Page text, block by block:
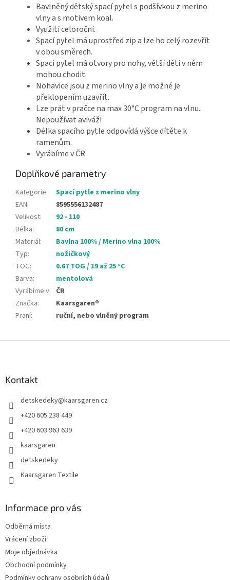
Bavlněný dětský spací pytel s podšívkou z merino
vlny a s motivem koal.
Využití celoroční.
Spací pytel má uprostřed zip a lze ho celý rozevřít
v obou směrech.
Spací pytel má otvory pro nohy, větší děti v něm
mohou chodit.
Nohavice jsou z merino vlny a je možné je
překlopením uzavřít.
Lze prát v pračce na max 30°C program na vlnu..
Nepoužívat aviváž!
Délka spacího pytle odpovídá výšce dítěte k
ramenům.
Vyrábíme v ČR.
Doplňkové parametry
Kategorie:
Spací pytle z merino vlny
EAN:
8595556132487
Velikost:
92 - 110
Délka:
80 cm
Materiál:
Bavlna 100% / Merino vlna 100%
Typ:
nožičkový
TOG:
0.67 TOG / 19 až 25 °C
Barva:
mentolová
Vyrábíme v: ČR
Značka:
Kaarsgaren®
Praní: ruční, nebo vlněný program
Kontakt
detskedeky@kaarsgaren.cz
+420 605 238 449
+420 603 963 639
kaarsgaren
detskedeky
Kaarsgaren Textile
Informace pro vás
Odběrná místa
Vrácení zboží
Moje objednávka
Obchodní podmínky
Podmínky ochrany osobních údajů